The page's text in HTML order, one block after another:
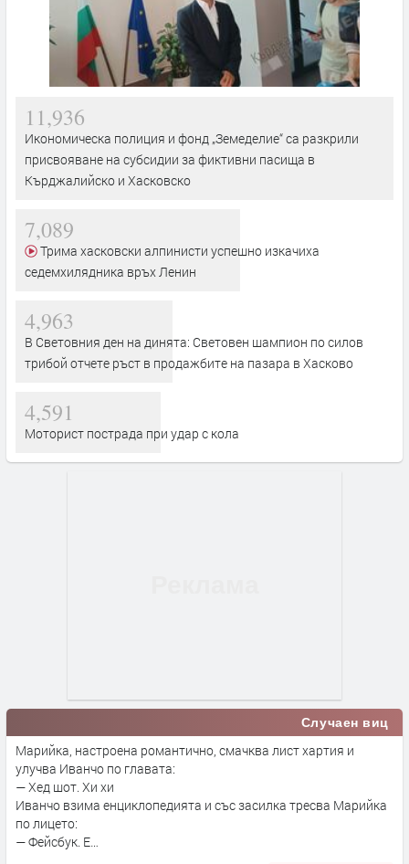
11,936
Икономическа полиция и фонд „Земеделие“ са разкрили
присвояване на субсидии за фиктивни пасища в
Кърджалийско и Хасковско
7,089
седемхилядника връх Ленин
4,963
В Световния ден на динята: Световен шампион по силов
трибой отчете ръст в продажбите на пазара в Хасково
4,591
Моторист пострада при удар с кола
Случаен виц
Марийка, настроена романтично, смачква лист хартия и
улучва Иванчо по главата:
— Хед шот. Хи хи
Иванчо взима енциклопедията и със засилка тресва Марийка
по лицето:
— Фейсбук. Е…